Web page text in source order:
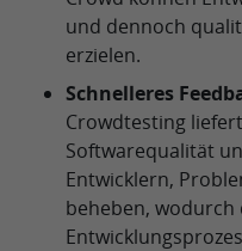
und dennoch
erzielen.
Schnelleres
Crowdtesting
Softwarequalität
Entwicklern,
beheben, wodurch